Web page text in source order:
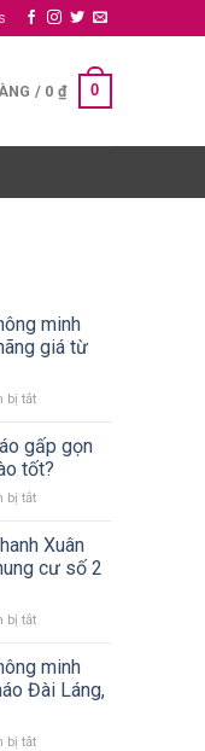
/ 0 ₫ 0
minh
giá từ
bị tắtở
giàn
phơi
thông
minh
trần
chính
từ
gấp gọn
tốt?
bị tắtở
phơi
áo
gọn
chọn
loại
nào
Xuân
cư số 2
bị tắtở
giàn
phơi
Thanh
Golden
minh
Đài Láng,
bị tắtở